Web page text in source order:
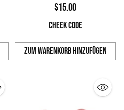
$15.00
CHEEK CODE
Zum Warenkorb hinzufügen
Anzahl